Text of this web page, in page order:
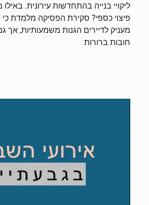
ליקויי בנייה בהתחדשות עירונית.
פיצוי כספי? סקירת הפסיקה מלמדת
מעניק לדיירים הגנות משמעותיות, אך
חובות ברורות